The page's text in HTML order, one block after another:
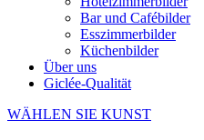
Bar und Cafébilder
Esszimmerbilder
Küchenbilder
Über uns
Giclée-Qualität
WÄHLEN SIE KUNST